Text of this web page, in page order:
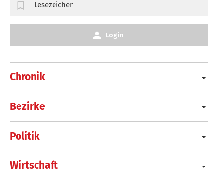
Chronik
Bezirke
Politik
Wirtschaft
Lesezeichen
Login